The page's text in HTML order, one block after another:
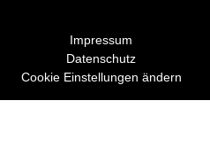
Impressum
Datenschutz
Cookie Einstellungen ändern